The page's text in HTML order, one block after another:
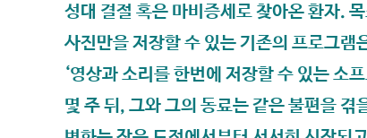
성대 결절 혹은 마비증세로 찾아온 환자.
사진만을 저장할 수 있는 기존의 프로그램
‘영상과 소리를 한번에 저장할 수 있는 소
몇 주 뒤, 그와 그의 동료는 같은 불편을 겪